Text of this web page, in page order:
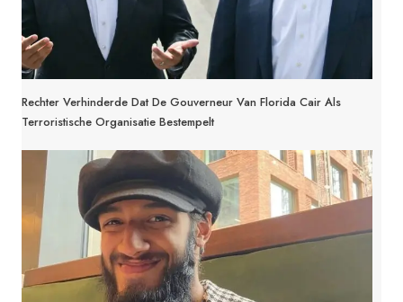
Rechter Verhinderde Dat De Gouverneur Van Florida Cair Als
Terroristische Organisatie Bestempelt